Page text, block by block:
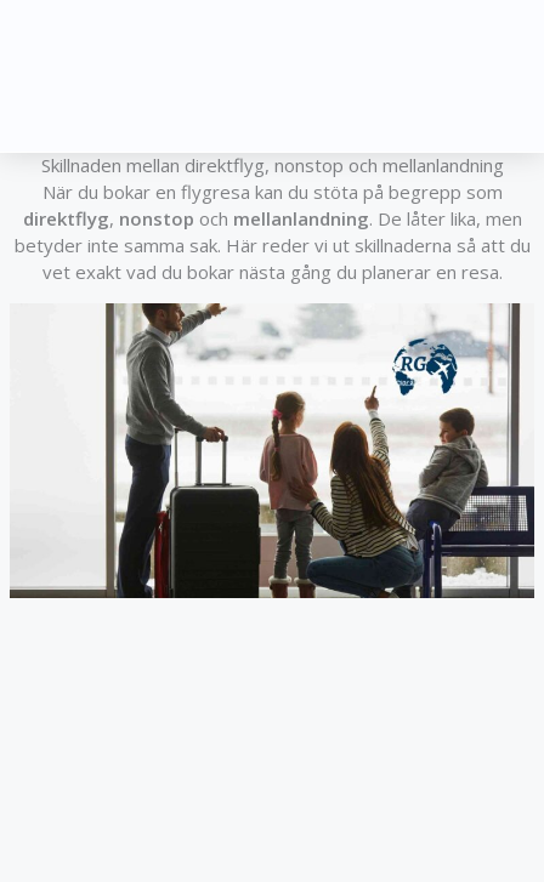
Skillnaden mellan direktflyg, nonstop och mellanlandning
När du bokar en flygresa kan du stöta på begrepp som
direktflyg, nonstop och mellanlandning. De låter lika, men
betyder inte samma sak. Här reder vi ut skillnaderna så att du
vet exakt vad du bokar nästa gång du planerar en resa.